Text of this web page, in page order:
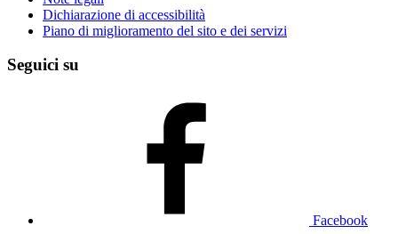
Dichiarazione di accessibilità
Piano di miglioramento del sito e dei servizi
Seguici su
Facebook